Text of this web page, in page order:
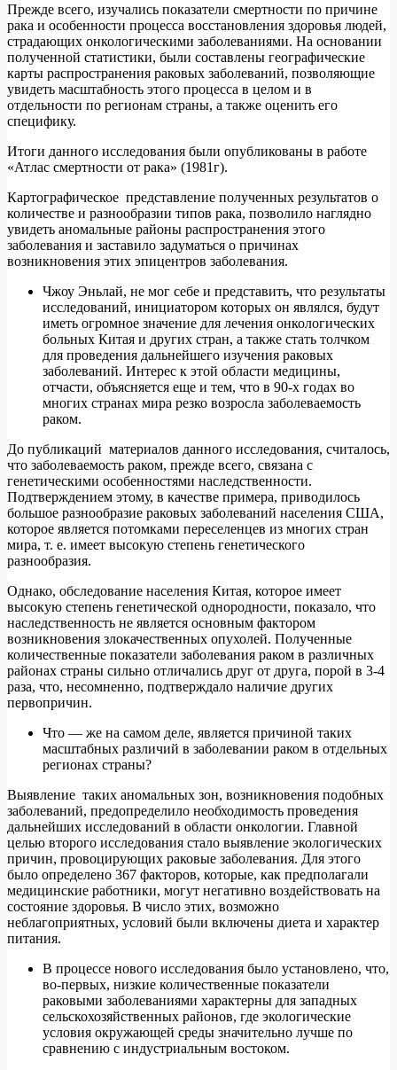
Прежде всего, изучались показатели смертности по причине
рака и особенности процесса восстановления здоровья людей,
страдающих онкологическими заболеваниями. На основании
полученной статистики, были составлены географические
карты распространения раковых заболеваний, позволяющие
увидеть масштабность этого процесса в целом и в
отдельности по регионам страны, а также оценить его
специфику.
Итоги данного исследования были опубликованы в работе
«Атлас смертности от рака» (1981г).
Картографическое представление полученных результатов о
количестве и разнообразии типов рака, позволило наглядно
увидеть аномальные районы распространения этого
заболевания и заставило задуматься о причинах
возникновения этих эпицентров заболевания.
Чжоу Эньлай, не мог себе и представить, что результаты
исследований, инициатором которых он являлся, будут
иметь огромное значение для лечения онкологических
больных Китая и других стран, а также стать толчком
для проведения дальнейшего изучения раковых
заболеваний. Интерес к этой области медицины,
отчасти, объясняется еще и тем, что в 90-х годах во
многих странах мира резко возросла заболеваемость
раком.
До публикаций материалов данного исследования, считалось,
что заболеваемость раком, прежде всего, связана с
генетическими особенностями наследственности.
Подтверждением этому, в качестве примера, приводилось
большое разнообразие раковых заболеваний населения США,
которое является потомками переселенцев из многих стран
мира, т. е. имеет высокую степень генетического
разнообразия.
Однако, обследование населения Китая, которое имеет
высокую степень генетической однородности, показало, что
наследственность не является основным фактором
возникновения злокачественных опухолей. Полученные
количественные показатели заболевания раком в различных
районах страны сильно отличались друг от друга, порой в 3-4
раза, что, несомненно, подтверждало наличие других
первопричин.
Что — же на самом деле, является причиной таких
масштабных различий в заболевании раком в отдельных
регионах страны?
Выявление таких аномальных зон, возникновения подобных
заболеваний, предопределило необходимость проведения
дальнейших исследований в области онкологии. Главной
целью второго исследования стало выявление экологических
причин, провоцирующих раковые заболевания. Для этого
было определено 367 факторов, которые, как предполагали
медицинские работники, могут негативно воздействовать на
состояние здоровья. В число этих, возможно
неблагоприятных, условий были включены диета и характер
питания.
В процессе нового исследования было установлено, что,
во-первых, низкие количественные показатели
раковыми заболеваниями характерны для западных
сельскохозяйственных районов, где экологические
условия окружающей среды значительно лучше по
сравнению с индустриальным востоком.